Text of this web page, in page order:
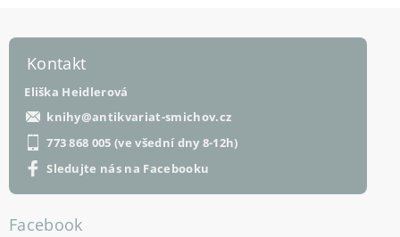
Kontakt
Eliška Heidlerová
knihy@antikvariat-smichov.cz
773 868 005 (ve všední dny 8-12h)
Sledujte nás na Facebooku
Facebook